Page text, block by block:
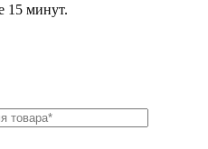
15 минут.